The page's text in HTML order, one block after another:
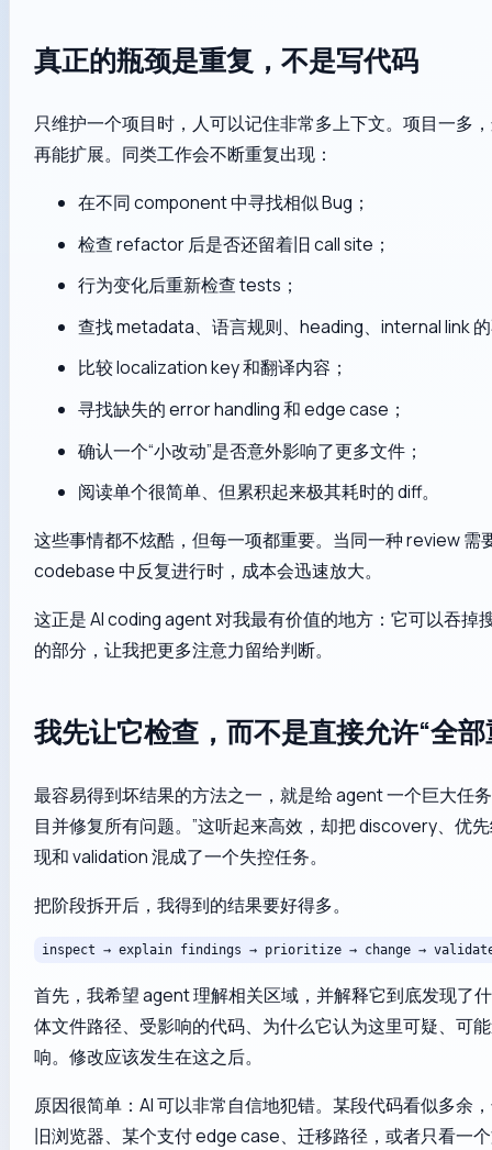
真正的瓶颈是重复，不是写代码
只维护一个项目时，人可以记住非常多上下文。项目一多
再能扩展。同类工作会不断重复出现：
在不同 component 中寻找相似 Bug；
检查 refactor 后是否还留着旧 call site；
行为变化后重新检查 tests；
查找 metadata、语言规则、heading、internal link
比较 localization key 和翻译内容；
寻找缺失的 error handling 和 edge case；
确认一个“小改动”是否意外影响了更多文件；
阅读单个很简单、但累积起来极其耗时的 diff。
这些事情都不炫酷，但每一项都重要。当同一种 review 需
codebase 中反复进行时，成本会迅速放大。
这正是 AI coding agent 对我最有价值的地方：它可以吞掉
的部分，让我把更多注意力留给判断。
我先让它检查，而不是直接允许“全部
最容易得到坏结果的方法之一，就是给 agent 一个巨大任
目并修复所有问题。”这听起来高效，却把 discovery、优
现和 validation 混成了一个失控任务。
把阶段拆开后，我得到的结果要好得多。
inspect → explain findings → prioritize → change →
首先，我希望 agent 理解相关区域，并解释它到底发现了
体文件路径、受影响的代码、为什么它认为这里可疑、可
响。修改应该发生在这之后。
原因很简单：AI 可以非常自信地犯错。某段代码看似多余
旧浏览器、某个支付 edge case、迁移路径，或者只看一